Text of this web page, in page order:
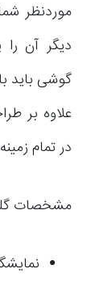
موردنظر
دیگر آن را
علاوه بر
در تمام
مشخصات